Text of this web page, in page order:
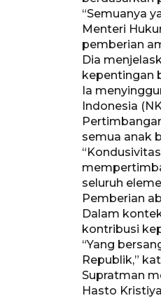
“Semuanya
Menteri
pemberian
Dia
kepentingan
Ia
Indonesia
semua anak
seluruh
Pemberian
Dalam
kontribusi
“Yang
Republik,”
Supratman
Hasto